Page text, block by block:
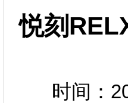
悦刻
时间：